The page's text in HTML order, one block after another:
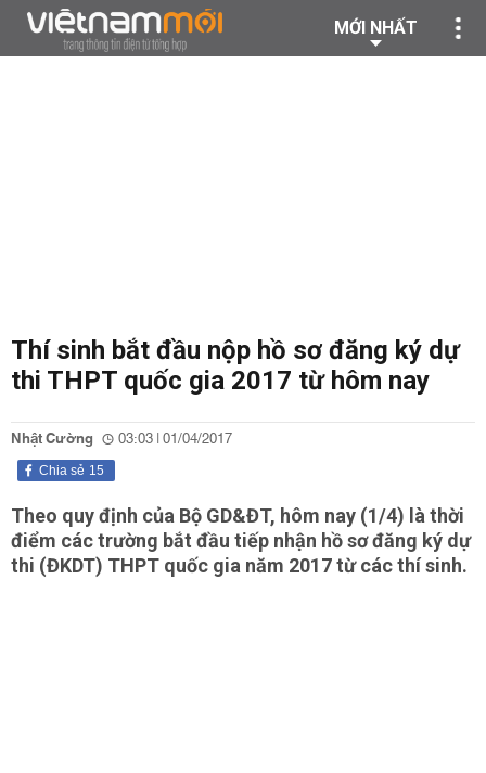
MỚI NHẤT
Thí sinh bắt đầu nộp hồ sơ đăng ký dự
thi THPT quốc gia 2017 từ hôm nay
Nhật Cường 03:03 | 01/04/2017
15
Chia sẻ
Theo quy định của Bộ GD&ĐT, hôm nay (1/4) là thời
điểm các trường bắt đầu tiếp nhận hồ sơ đăng ký dự
thi (ĐKDT) THPT quốc gia năm 2017 từ các thí sinh.